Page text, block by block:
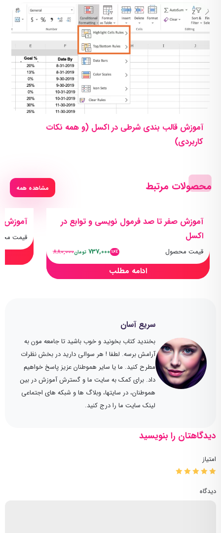
سریع آسان
بخندید کتاب بخونید و خوب باشید تا جامعه مون به
آرامش برسه. لطفا ! هر سوالی دارید در بخش نظرات
مطرح کنید. ما یا سایر هموطنان عزیز پاسخ خواهیم
داد. برای کمک به سایت ما و گسترش آموزش در بین
هموطنان، در سایتها، وبلاگ ها و شبکه های اجتماعی
لینک سایت ما را درج کنید.
آموزش قالب بندی شرطی در اکسل (و همه نکات
کاربردی)
محصولات مرتبط مشاهده همه
آموزش صفر تا صد فرمول نویسی و توابع در
اکسل
قیمت محصول 16٪ 737,000 تومان880,000
ادامه مطلب
آموزش
قیمت
دیدگاهتان را بنویسید
امتیاز
دیدگاه